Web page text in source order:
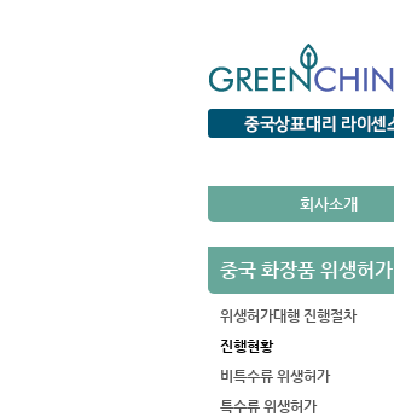
회사소개
중국 화장품 위생허가
위생허가대행 진행절차
진행현황
비특수류 위생허가
특수류 위생허가